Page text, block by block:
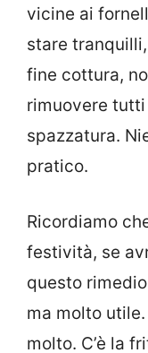
vicine ai
stare
fine cottura,
rimuovere
spazzatura.
pratico.
Ricordiamo
festività, se
questo
ma molto
molto. C’è la